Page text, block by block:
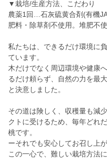
▼栽培/生産方法、こだわり
農薬1回…石灰硫黄合剤(有機
肥料・除草剤不使用。堆肥不使
私たちは、できるだけ環境に
ています。
木だけでなく周辺環境や健康
るだけ頼らず、自然の力を最
と決意しました。
その道は険しく、収穫量も減
クトに受けるため、毎年どれ
桃です。
ーそれでも安心してお召し上
この一心で、難しい栽培方法